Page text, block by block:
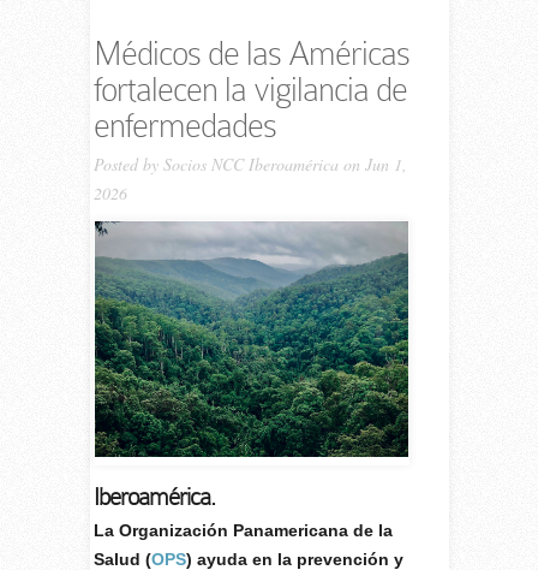
Médicos de las Américas
fortalecen la vigilancia de
enfermedades
Posted by Socios NCC Iberoamérica on Jun 1,
2026
Iberoamérica.
La Organización Panamericana de la
Salud (OPS) ayuda en la prevención y